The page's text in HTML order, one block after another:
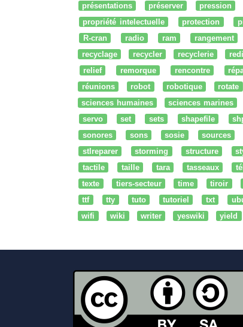
présentations
préserver pression
propriété intelectuelle
protection
R-cran
radio ram rangement
recyclage
recycler recyclerie
relief
remorque rencontre
réunions
robot robotique rotate
sciences humaines
sciences marines
servo
set sets shapefile
sonores
sons sosie sources
stlreparer
storming structure
tactile
taille tara tasseaux
texte
tiers-secteur time tiroir
ttf
tty tuto tutoriel txt
wifi
wiki writer yeswiki yield